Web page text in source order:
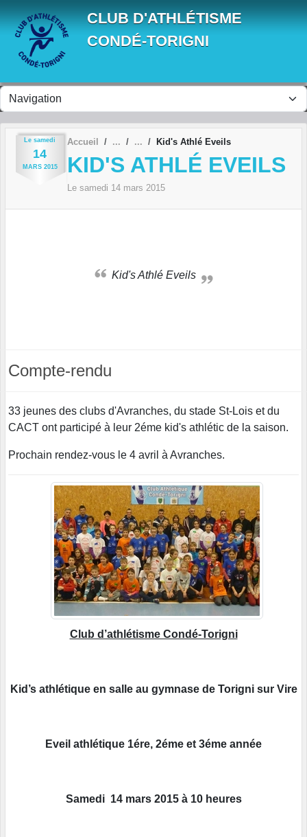
CLUB D'ATHLÉTISME
CONDÉ-TORIGNI
Le samedi
14
MARS 2015
Accueil Kid's Athlé Eveils
KID'S ATHLÉ EVEILS
Le samedi 14 mars 2015
Kid's Athlé Eveils
Compte-rendu
33 jeunes des clubs d'Avranches, du stade St-Lois et du
CACT ont participé à leur 2éme kid's athlétic de la saison.
Prochain rendez-vous le 4 avril à Avranches.
Club d’athlétisme Condé-Torigni
Kid’s athlétique en salle au gymnase de Torigni sur Vire
Eveil athlétique 1ére, 2éme et 3éme année
Samedi 14 mars 2015 à 10 heures